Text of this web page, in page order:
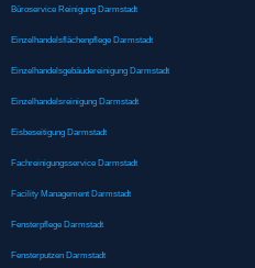
Büroservice Reinigung Darmstadt
Einzelhandelsflächenpflege Darmstadt
Einzelhandelsgebäudereinigung Darmstadt
Einzelhandelsreinigung Darmstadt
Eisbeseitigung Darmstadt
Fachreinigungsservice Darmstadt
Facility Management Darmstadt
Fensterpflege Darmstadt
Fensterputzen Darmstadt